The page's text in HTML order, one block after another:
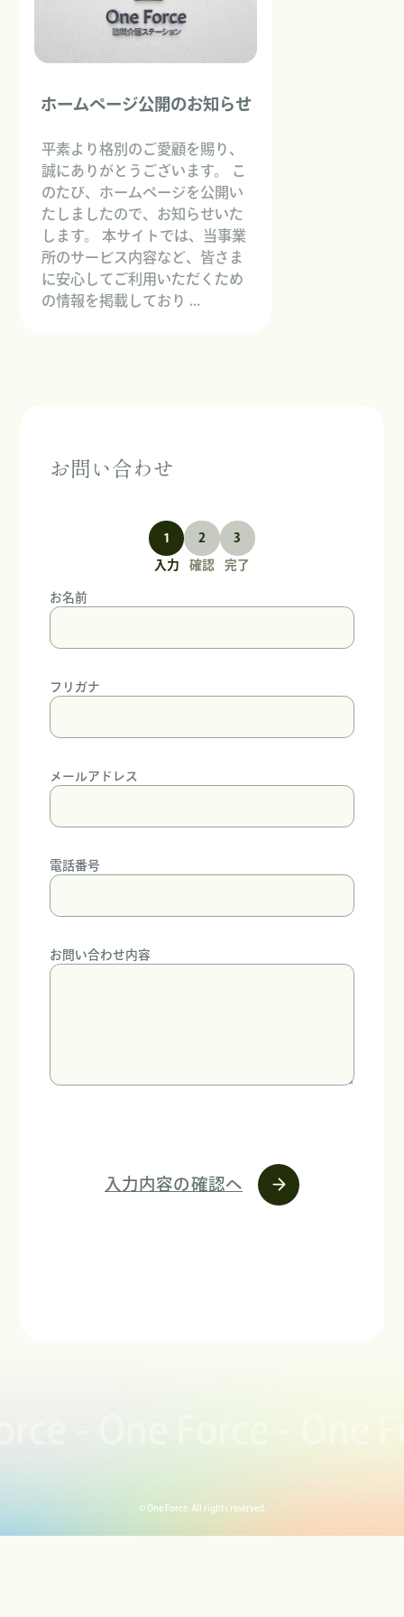
ホームページ公開のお知らせ
平素より格別のご愛顧を賜り、
誠にありがとうございます。 こ
のたび、ホームページを公開い
たしましたので、お知らせいた
します。 本サイトでは、当事業
所のサービス内容など、皆さま
に安心してご利用いただくため
の情報を掲載しており ...
お問い合わせ
1
入力
2
確認
3
完了
お名前
フリガナ
メールアドレス
電話番号
お問い合わせ内容
入力内容の確認へ
© One Force. All rights reserved.